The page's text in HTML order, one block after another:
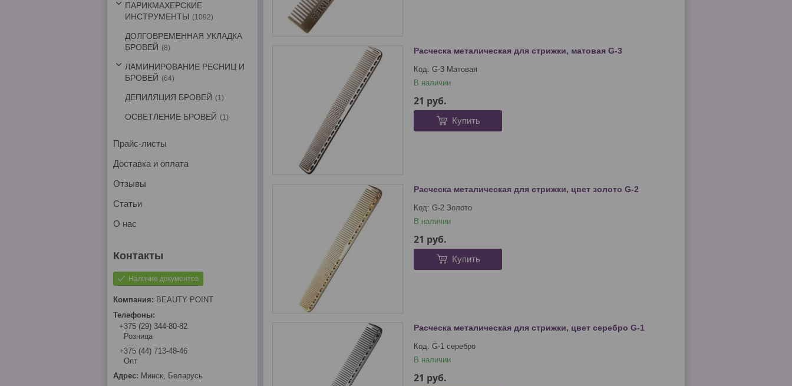
Расческа металическая для стрижки, матовая G-3
G-3 Матовая
В наличии
21 руб.
Купить
Расческа металическая для стрижки, цвет золото G-2
G-2 Золото
В наличии
21 руб.
Купить
Расческа металическая для стрижки, цвет серебро G-1
G-1 серебро
В наличии
21 руб.
ПАРИКМАХЕРСКИЕ
ИНСТРУМЕНТЫ
1092
ДОЛГОВРЕМЕННАЯ УКЛАДКА
БРОВЕЙ
8
ЛАМИНИРОВАНИЕ РЕСНИЦ И
БРОВЕЙ
64
ДЕПИЛЯЦИЯ БРОВЕЙ 1
ОСВЕТЛЕНИЕ БРОВЕЙ 1
Прайс-листы
Доставка и оплата
Отзывы
Статьи
О нас
Наличие документов
BEAUTY POINT
+375 (29) 344-80-82
Розница
+375 (44) 713-48-46
Опт
Минск, Беларусь